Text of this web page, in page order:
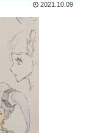
2021.10.09